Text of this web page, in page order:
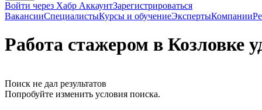
Войти через Хабр АккаунтЗарегистрироваться
ВакансииСпециалистыКурсы и обучениеЭкспертыКомпании
Работа стажером в Козловке
Поиск не дал результатов
Попробуйте изменить условия поиска.